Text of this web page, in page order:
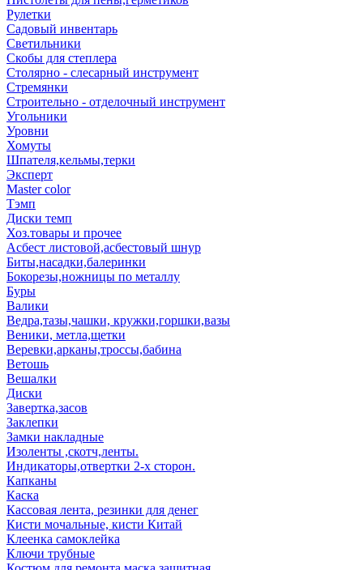
Рулетки
Садовый инвентарь
Светильники
Скобы для степлера
Столярно - слесарный инструмент
Стремянки
Строительно - отделочный инструмент
Угольники
Уровни
Хомуты
Шпателя,кельмы,терки
Эксперт
Master color
Тэмп
Диски темп
Хоз.товары и прочее
Асбест листовой,асбестовый шнур
Биты,насадки,балеринки
Бокорезы,ножницы по металлу
Буры
Валики
Ведра,тазы,чашки, кружки,горшки,вазы
Веники, метла,щетки
Веревки,арканы,троссы,бабина
Ветошь
Вешалки
Диски
Завертка,засов
Заклепки
Замки накладные
Изоленты ,скотч,ленты.
Индикаторы,отвертки 2-х сторон.
Капканы
Каска
Кассовая лента, резинки для денег
Кисти мочальные, кисти Китай
Клеенка самоклейка
Ключи трубные